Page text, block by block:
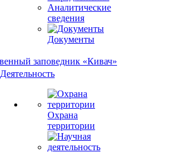
Аналитические
сведения
Документы
Деятельность
Охрана
территории